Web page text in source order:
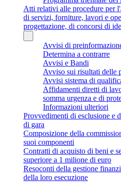
Atti relativi alle procedure per
di servizi, forniture, lavori e
progettazione, di concorsi di
Avvisi di
Determina a contrarre
Avvisi e Bandi
Avviso sui risultati delle
Avvisi sistema di
Affidamenti diretti di
somma urgenza e di
Informazioni ulteriori
Provvedimenti di esclusione e
di gara
Composizione della
suoi componenti
Contratti di acquisto di beni e
superiore a 1 milione di euro
Resoconti della gestione
della loro esecuzione